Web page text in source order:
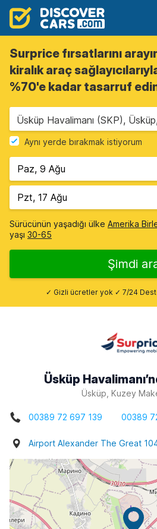
Surprice fırsatlarını
kiralık araç
%70'e kadar tasarruf
Aynı yerde bırakmak istiyorum
Sürücünün yaşadığı ülke Amerika
yaşı 30-65
Şimdi
✓ Gizli ücretler yok ✓ 7/24
Üsküp
Üsküp, Kuzey
00389 72 697 139 00389
Airport Alexander The Great